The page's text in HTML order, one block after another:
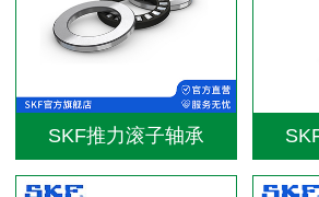
SKF推力滚子轴承